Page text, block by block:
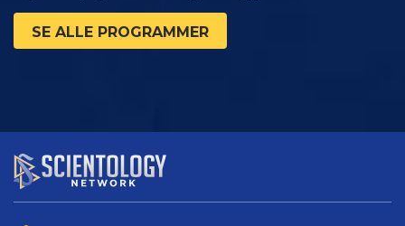
SE ALLE PROGRAMMER